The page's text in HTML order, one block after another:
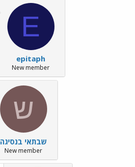
E
epitaph
New member
ש
שבתאי בנסיגה
New member